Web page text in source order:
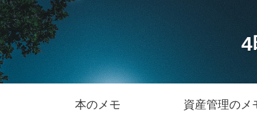
4
本のメモ 資産管理のメ